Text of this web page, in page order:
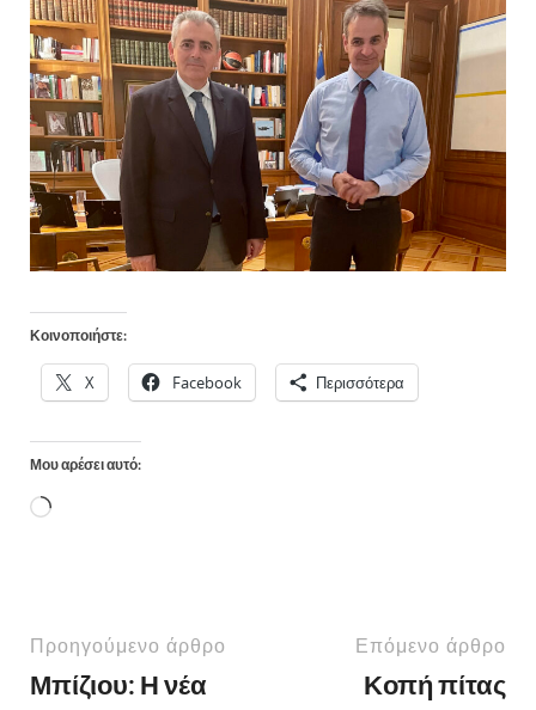
Κοινοποιήστε:
X Facebook Περισσότερα
Μου αρέσει αυτό:
Προηγούμενο άρθρο
Μπίζιου: Η νέα
Επόμενο άρθρο
Κοπή πίτας